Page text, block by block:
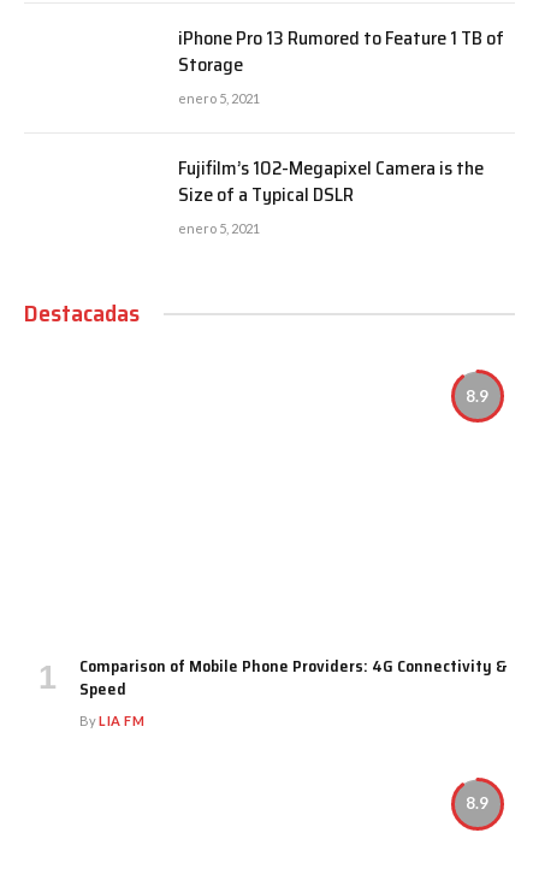
iPhone Pro 13 Rumored to Feature 1 TB of
Storage
enero 5, 2021
Fujifilm’s 102-Megapixel Camera is the
Size of a Typical DSLR
enero 5, 2021
Destacadas
8.9
Comparison of Mobile Phone Providers: 4G Connectivity &
Speed
ByLIA FM
8.9